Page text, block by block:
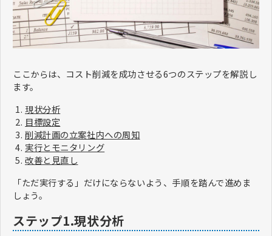
ここからは、コスト削減を成功させる6つのステップを解説し
ます。
現状分析
目標設定
削減計画の立案社内への周知
実行とモニタリング
改善と見直し
「ただ実行する」だけにならないよう、手順を踏んで進めま
しょう。
ステップ1.現状分析